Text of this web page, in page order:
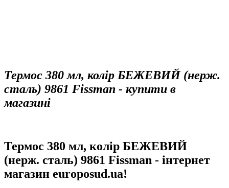
Термос 380 мл, колір БЕЖЕВИЙ (нерж.
сталь) 9861 Fissman - купити в
магазині
Термос 380 мл, колір БЕЖЕВИЙ
(нерж. сталь) 9861 Fissman - інтернет
магазин europosud.ua!